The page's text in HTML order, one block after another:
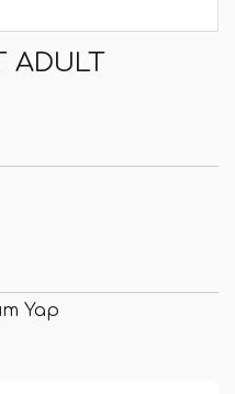
ADULT
Yap